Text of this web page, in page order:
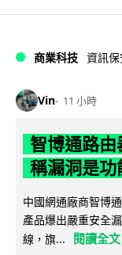
商業科技 資訊保
Vin 11 小時
智博通路由
稱漏洞是功
中國網通廠商智博
產品爆出嚴重安全
線，旗...
閱讀全文